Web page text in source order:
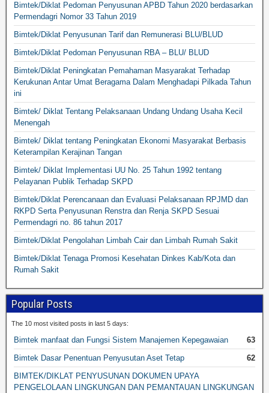
Bimtek/Diklat Pedoman Penyusunan APBD Tahun 2020 berdasarkan
Permendagri Nomor 33 Tahun 2019
Bimtek/Diklat Penyusunan Tarif dan Remunerasi BLU/BLUD
Bimtek/Diklat Pedoman Penyusunan RBA – BLU/ BLUD
Bimtek/Diklat Peningkatan Pemahaman Masyarakat Terhadap
Kerukunan Antar Umat Beragama Dalam Menghadapi Pilkada Tahun
ini
Bimtek/ Diklat Tentang Pelaksanaan Undang Undang Usaha Kecil
Menengah
Bimtek/ Diklat tentang Peningkatan Ekonomi Masyarakat Berbasis
Keterampilan Kerajinan Tangan
Bimtek/ Diklat Implementasi UU No. 25 Tahun 1992 tentang
Pelayanan Publik Terhadap SKPD
Bimtek/Diklat Perencanaan dan Evaluasi Pelaksanaan RPJMD dan
RKPD Serta Penyusunan Renstra dan Renja SKPD Sesuai
Permendagri no. 86 tahun 2017
Bimtek/Diklat Pengolahan Limbah Cair dan Limbah Rumah Sakit
Bimtek/Diklat Tenaga Promosi Kesehatan Dinkes Kab/Kota dan
Rumah Sakit
Popular Posts
The 10 most visited posts in last 5 days:
Bimtek manfaat dan Fungsi Sistem Manajemen Kepegawaian
63
Bimtek Dasar Penentuan Penyusutan Aset Tetap
62
BIMTEK/DIKLAT PENYUSUNAN DOKUMEN UPAYA
PENGELOLAAN LINGKUNGAN DAN PEMANTAUAN LINGKUNGAN